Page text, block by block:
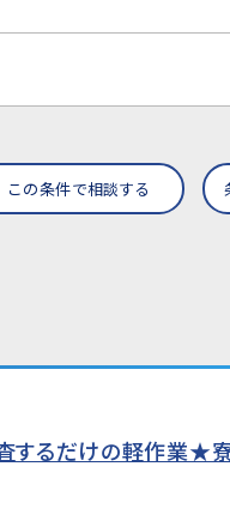
この条件で相談する
するだけの軽作業★